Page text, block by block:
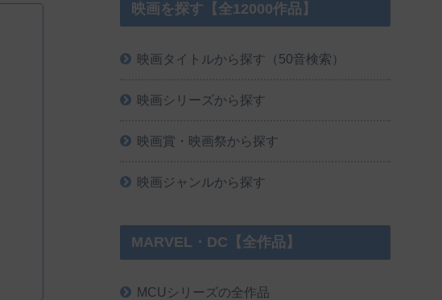
映画を探す【全12000作品】
映画タイトルから探す（50音検索）
映画シリーズから探す
映画賞・映画祭から探す
映画ジャンルから探す
MARVEL・DC【全作品】
MCUシリーズの全作品